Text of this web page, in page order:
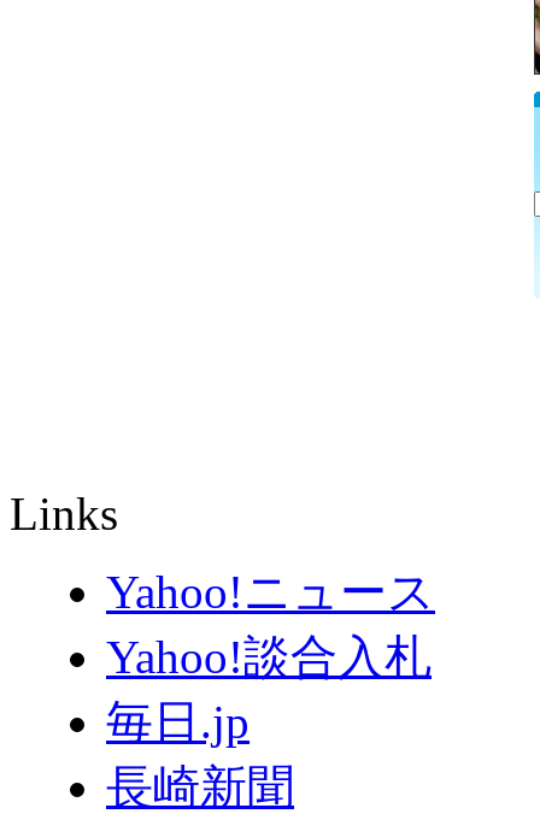
Links
Yahoo!ニュース
Yahoo!談合入札
毎日.jp
長崎新聞